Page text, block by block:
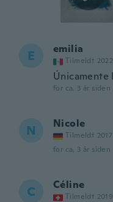
E emilia
Tilmeldt 2022
Únicamente
for ca. 3 år siden
N Nicole
Tilmeldt 2017
for ca. 3 år siden
C Céline
Tilmeldt 2019